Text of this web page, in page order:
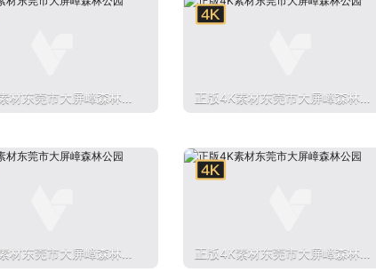
材东莞市大屏嶂森林公
正版4K素材东莞市大屏嶂森林公
材东莞市大屏嶂森林公
正版4K素材东莞市大屏嶂森林公